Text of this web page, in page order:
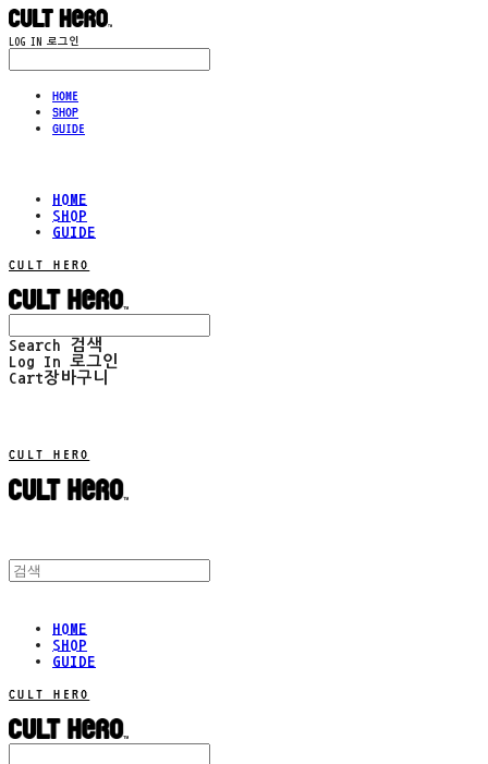
LOG IN 로그인
HOME
SHOP
GUIDE
HOME
SHOP
GUIDE
CULT HERO
Search
검색
Log In 로그인
Cart장바구니
CULT HERO
HOME
SHOP
GUIDE
CULT HERO